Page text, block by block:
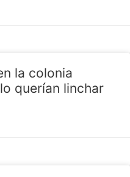
la colonia
querían linchar